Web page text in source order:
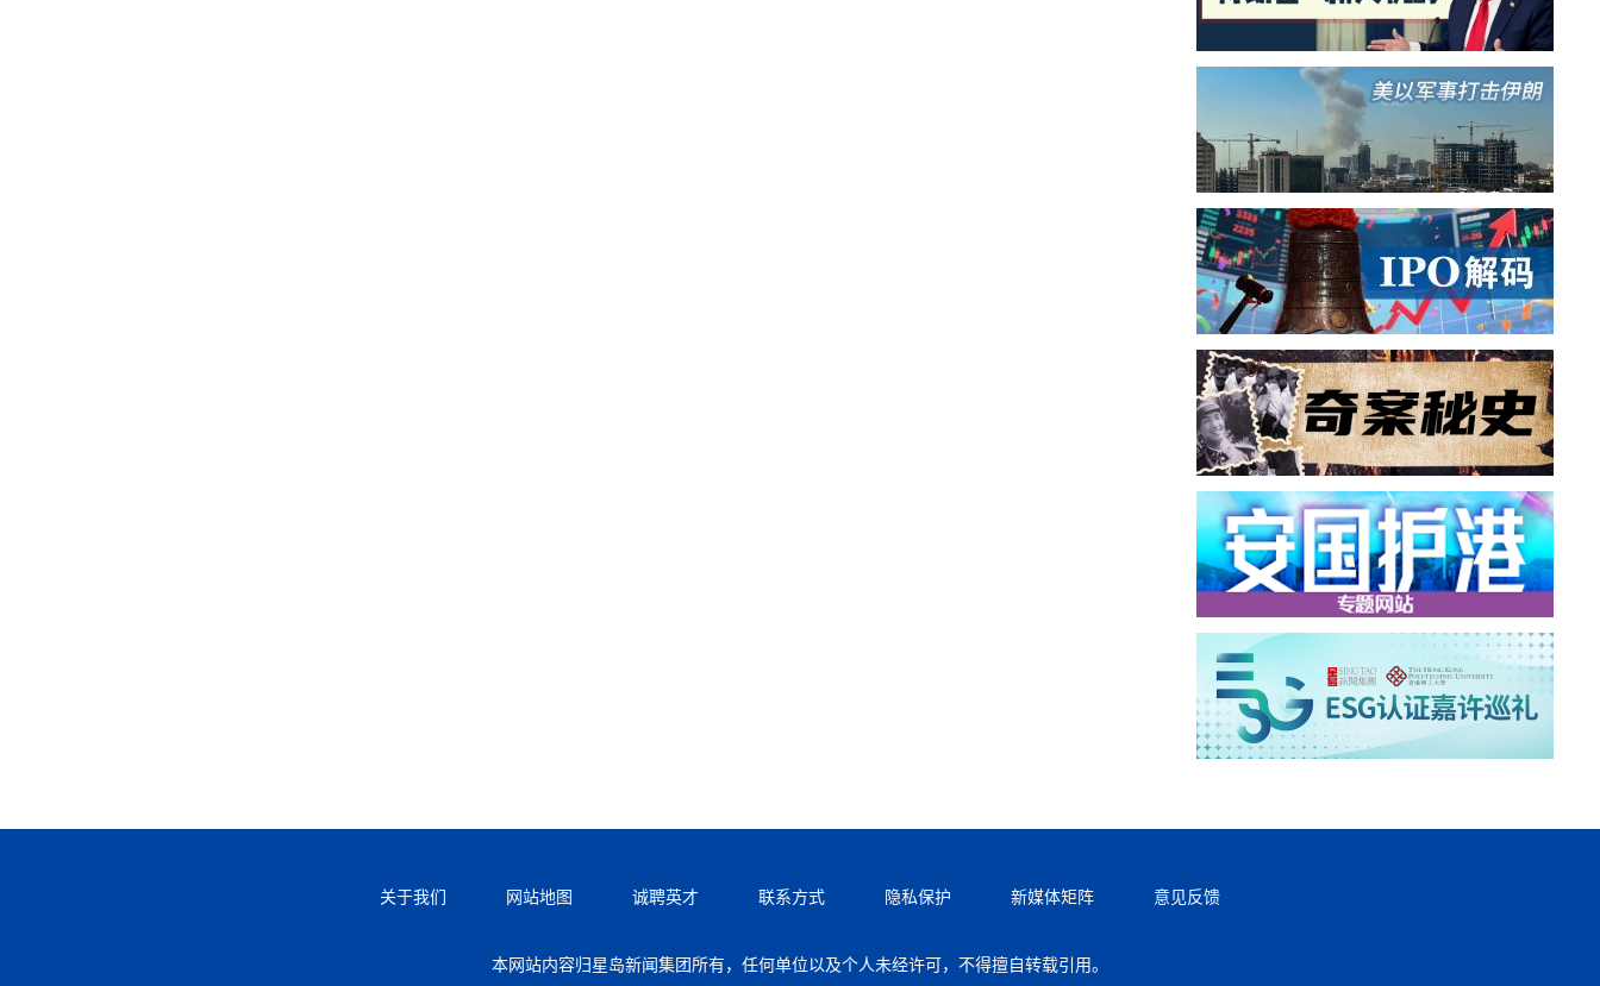
关于我们 网站地图 诚聘英才 联系方式 隐私保护 新媒体矩阵 意见反馈
本网站内容归星岛新闻集团所有，任何单位以及个人未经许可，不得擅自转载引用。